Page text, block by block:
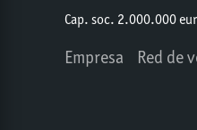
Cap. soc. 2.000.000
Empresa Red de